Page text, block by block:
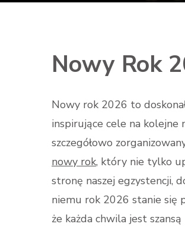
Nowy Rok
Nowy rok 2026 to
inspirujące cele na kolejne
szczegółowo
nowy rok, który nie tylko
stronę naszej egzystencji,
niemu rok 2026 stanie się
że każda chwila jest